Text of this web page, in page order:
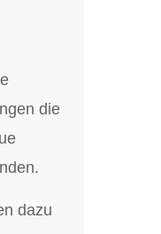
die
dazu